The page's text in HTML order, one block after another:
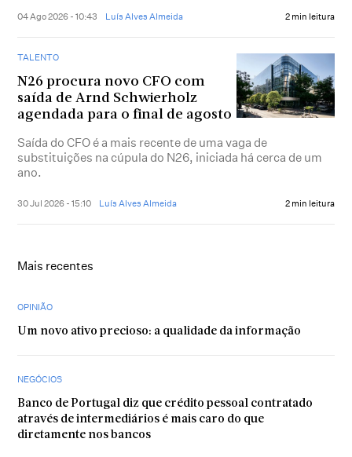
04 Ago 2026 - 10:43 Luís Alves Almeida 2 min leitura
TALENTO
N26 procura novo CFO com
saída de Arnd Schwierholz
agendada para o final de agosto
Saída do CFO é a mais recente de uma vaga de
substituições na cúpula do N26, iniciada há cerca de um
ano.
30 Jul 2026 - 15:10 Luís Alves Almeida 2 min leitura
Mais recentes
OPINIÃO
Um novo ativo precioso: a qualidade da informação
NEGÓCIOS
Banco de Portugal diz que crédito pessoal contratado
através de intermediários é mais caro do que
diretamente nos bancos